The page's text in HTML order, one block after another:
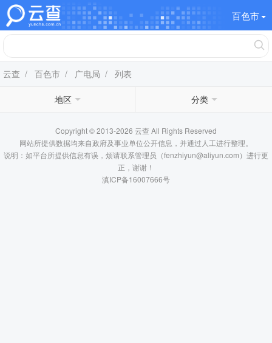
百色市
云查 / 百色市 / 广电局 / 列表
地区 分类
Copyright © 2013-2026 云查 All Rights Reserved
网站所提供数据均来自政府及事业单位公开信息，并通过人工进行整理。
说明：如平台所提供信息有误，烦请联系管理员（fenzhiyun@aliyun.com）进行更
正，谢谢！
滇ICP备16007666号